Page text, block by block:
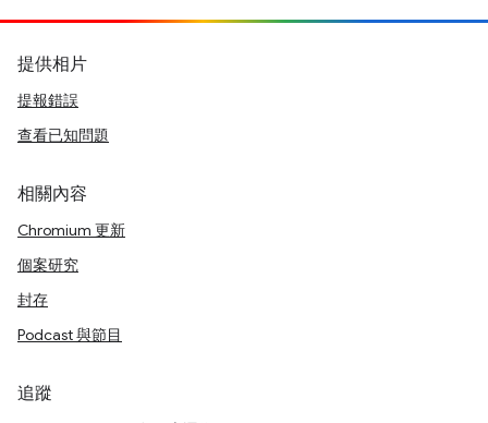
提供相片
提報錯誤
查看已知問題
相關內容
Chromium 更新
個案研究
封存
Podcast 與節目
追蹤